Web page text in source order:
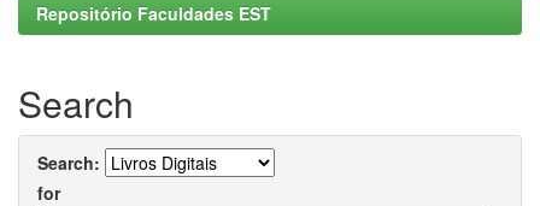
Repositório Faculdades EST
Search
Search:
for